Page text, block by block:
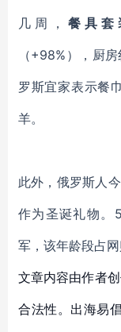
几周， 餐具套
（+98%），厨
罗斯宜家表示餐
羊。
此外，俄罗斯人
作为圣诞礼物。
军，该年龄段占网
文章内容由作者
合法性。出海易